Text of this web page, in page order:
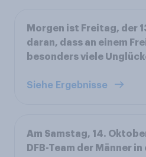
Morgen ist Freitag, der
daran, dass an einem
besonders viele
Siehe Ergebnisse
Am Samstag, 14.
DFB-Team der Männer in